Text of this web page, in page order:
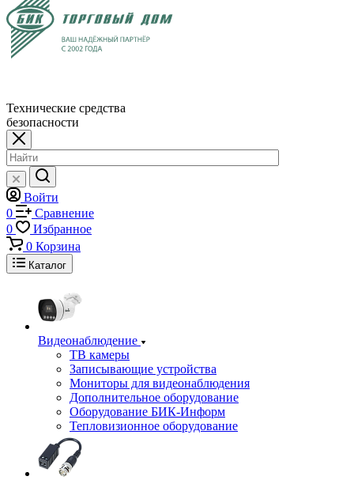
Технические средства
безопасности
Войти
0
Сравнение
0
Избранное
0 Корзина
Каталог
Видеонаблюдение
ТВ камеры
Записывающие устройства
Мониторы для видеонаблюдения
Дополнительное оборудование
Оборудование БИК-Информ
Тепловизионное оборудование